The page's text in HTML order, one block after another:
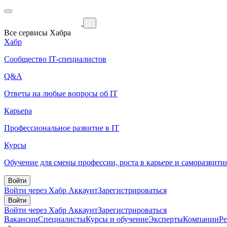
Все сервисы Хабра
Хабр
Сообщество IT-специалистов
Q&A
Ответы на любые вопросы об IT
Карьера
Профессиональное развитие в IT
Курсы
Обучение для смены профессии, роста в карьере и
Войти
Войти через Хабр АккаунтЗарегистрироваться
Войти
Войти через Хабр АккаунтЗарегистрироваться
ВакансииСпециалистыКурсы и обучениеЭкспертыКомпании